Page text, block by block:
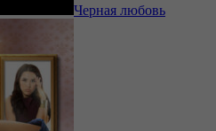
Черная любовь